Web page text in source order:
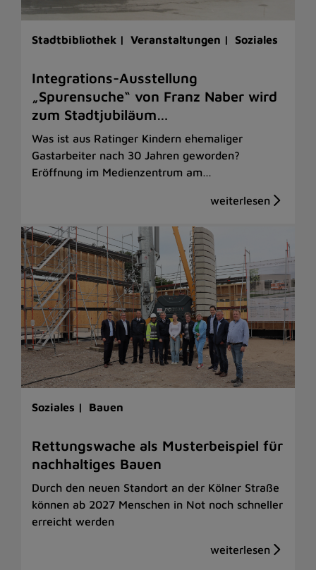
Stadtbibliothek | Veranstaltungen | Soziales
Integrations-Ausstellung
„Spurensuche“ von Franz Naber wird
zum Stadtjubiläum…
Was ist aus Ratinger Kindern ehemaliger
Gastarbeiter nach 30 Jahren geworden?
Eröffnung im Medienzentrum am…
Soziales | Bauen
Rettungswache als Musterbeispiel für
nachhaltiges Bauen
Durch den neuen Standort an der Kölner Straße
können ab 2027 Menschen in Not noch schneller
erreicht werden